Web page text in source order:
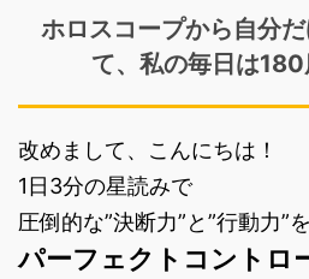
ホロスコープから自分
て、私の毎日は180
改めまして、こんにちは！
1日3分の星読みで
圧倒的な”決断力”と”行動力”
パーフェクトコントロ